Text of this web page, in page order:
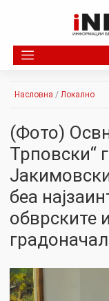
Насловна / Локално
(Фото)
Трповски“
беа
обврските